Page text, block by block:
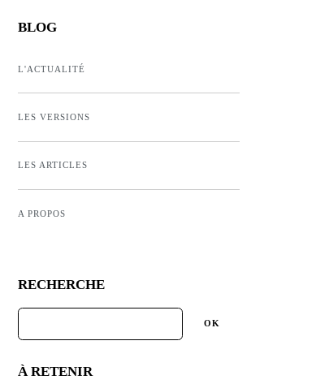
BLOG
L'ACTUALITÉ
LES VERSIONS
LES ARTICLES
A PROPOS
RECHERCHE
À RETENIR